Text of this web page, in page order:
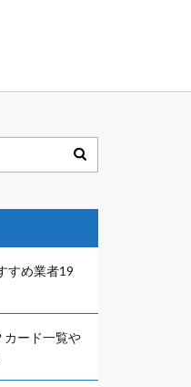
すめ業者19
カード一覧や